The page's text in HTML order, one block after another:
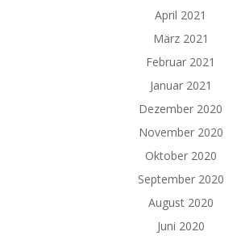
April 2021
März 2021
Februar 2021
Januar 2021
Dezember 2020
November 2020
Oktober 2020
September 2020
August 2020
Juni 2020